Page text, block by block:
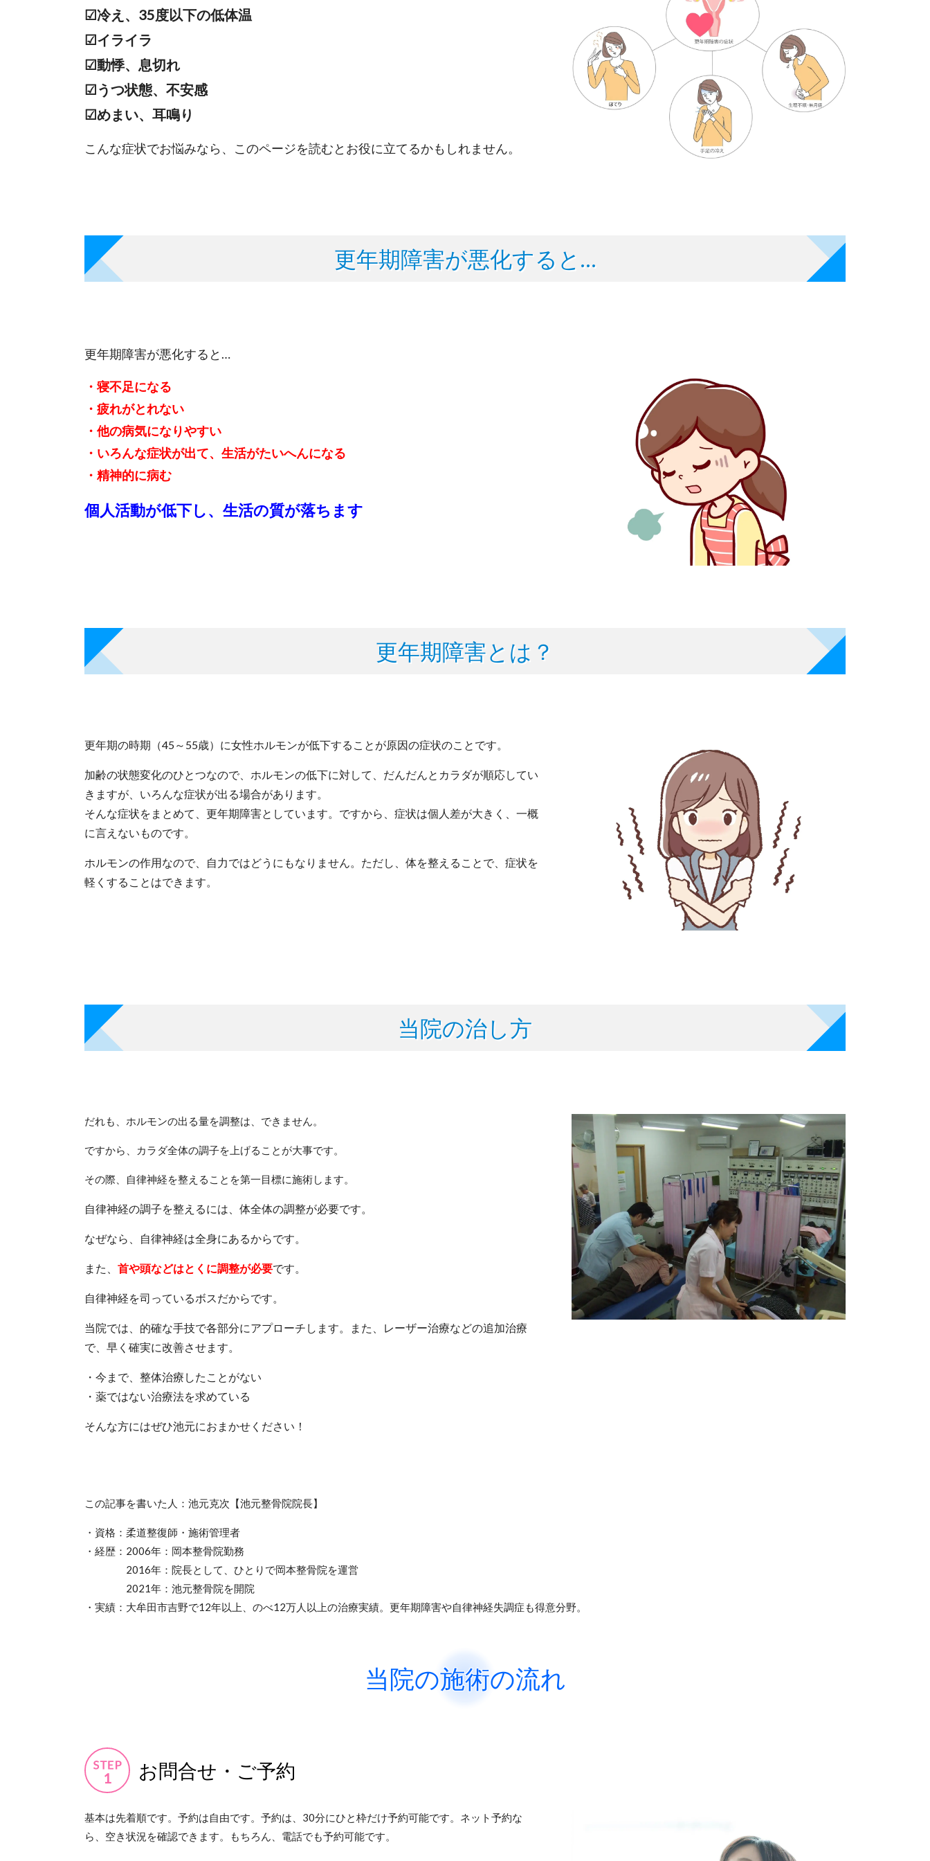
☑冷え、35度以下の低体温
☑イライラ
☑動悸、息切れ
☑うつ状態、不安感
☑めまい、耳鳴り
こんな症状でお悩みなら、このページを読むとお役に立てるかもしれません。
更年期障害が悪化すると…
更年期障害が悪化すると…
・寝不足になる
・疲れがとれない
・他の病気になりやすい
・いろんな症状が出て、生活がたいへんになる
・精神的に病む
個人活動が低下し、生活の質が落ちます
更年期障害とは？
更年期の時期（45～55歳）に女性ホルモンが低下することが原因の症状のことです。
加齢の状態変化のひとつなので、ホルモンの低下に対して、 だんだんとカラダが順応してい
きますが、いろんな症状が出る場合があります。
そんな症状をまとめて、更年期障害としています。ですから、 症状は個人差が大きく、一概
に言えないものです。
ホルモンの作用なので、自力ではどうにもなりません。ただし、体を整えることで、症状を
軽くすることはできます。
当院の治し方
だれも、ホルモンの出る量を調整は、できません。
ですから、カラダ全体の調子を上げることが大事です。
その際、自律神経を整えることを第一目標に施術します。
自律神経の調子を整えるには、体全体の調整が必要です。
なぜなら、自律神経は全身にあるからです。
また、 首や頭などはとくに調整が必要です。
自律神経を司っているボスだからです。
当院では、的確な手技で各部分にアプローチします。また、レーザー治療などの追加治療
で、早く確実に改善させます。
・今まで、整体治療したことがない
・薬ではない治療法を求めている
そんな方にはぜひ池元におまかせください！
この記事を書いた人：池元克次【池元整骨院院長】
・資格：柔道整復師・施術管理者
・経歴：2006年：岡本整骨院勤務
2016年：院長として、ひとりで岡本整骨院を運営
2021年：池元整骨院を開院
・実績：大牟田市吉野で12年以上、のべ12万人以上の治療実績。更年期障害や自律神経失調症も得意分野。
当院の施術の流れ
お問合せ・ご予約
基本は先着順です。予約は自由です。予約は、30分にひと枠だけ予約可能です。ネット予約な
ら、空き状況を確認できます。もちろん、電話でも予約可能です。